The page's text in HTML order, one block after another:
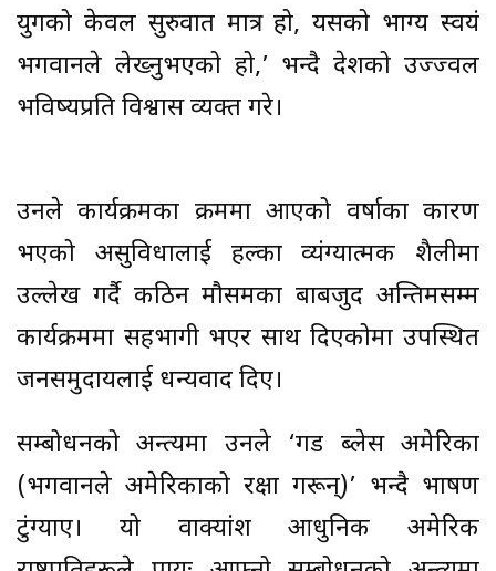
युगको केवल सुरुवात मात्र हो, यसको भाग्य स्वयं
भगवानले लेख्नुभएको हो,’ भन्दै देशको उज्ज्वल
भविष्यप्रति विश्वास व्यक्त गरे।
उनले कार्यक्रमका क्रममा आएको वर्षाका कारण
भएको असुविधालाई हल्का व्यंग्यात्मक शैलीमा
उल्लेख गर्दै कठिन मौसमका बाबजुद अन्तिमसम्म
कार्यक्रममा सहभागी भएर साथ दिएकोमा उपस्थित
जनसमुदायलाई धन्यवाद दिए।
सम्बोधनको अन्त्यमा उनले ‘गड ब्लेस अमेरिका
(भगवानले अमेरिकाको रक्षा गरून्)’ भन्दै भाषण
टुंग्याए। यो वाक्यांश आधुनिक अमेरिकी